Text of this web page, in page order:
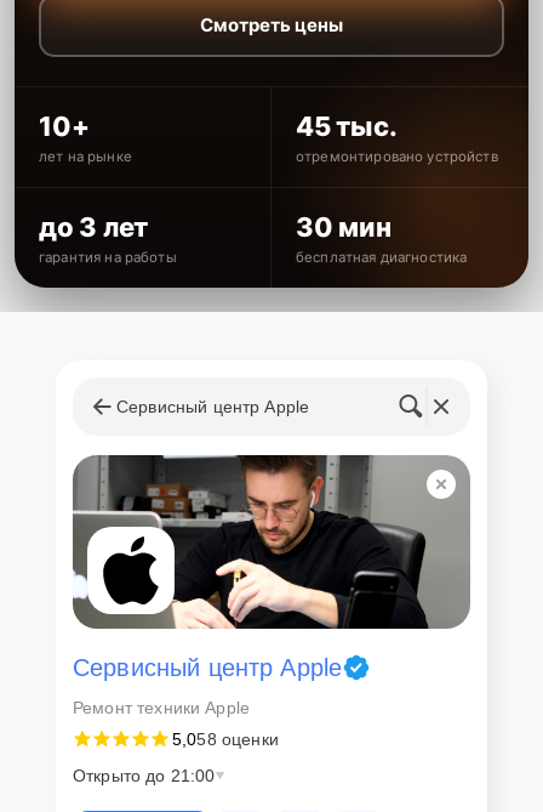
Смотреть цены
10+
лет на рынке
45 тыс.
отремонтировано устройств
до 3 лет
гарантия на работы
30 мин
бесплатная диагностика
Сервисный центр Apple
Сервисный центр Apple
Ремонт техники Apple
5,058 оценки
Открыто до 21:00